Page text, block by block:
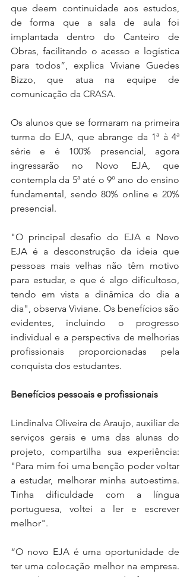
que deem continuidade aos estudos,
de forma que a sala de aula foi
implantada dentro do Canteiro de
Obras, facilitando o acesso e logística
para todos”, explica Viviane Guedes
Bizzo, que atua na equipe de
comunicação da CRASA.
Os alunos que se formaram na primeira
turma do EJA, que abrange da 1ª à 4ª
série e é 100% presencial, agora
ingressarão no Novo EJA, que
contempla da 5ª até o 9º ano do ensino
fundamental, sendo 80% online e 20%
presencial.
"O principal desafio do EJA e Novo
EJA é a desconstrução da ideia que
pessoas mais velhas não têm motivo
para estudar, e que é algo dificultoso,
tendo em vista a dinâmica do dia a
dia", observa Viviane. Os benefícios são
evidentes, incluindo o progresso
individual e a perspectiva de melhorias
profissionais proporcionadas pela
conquista dos estudantes.
Benefícios pessoais e profissionais
Lindinalva Oliveira de Araujo, auxiliar de
serviços gerais e uma das alunas do
projeto, compartilha sua experiência:
"Para mim foi uma benção poder voltar
a estudar, melhorar minha autoestima.
Tinha dificuldade com a língua
portuguesa, voltei a ler e escrever
melhor".
“O novo EJA é uma oportunidade de
ter uma colocação melhor na empresa.